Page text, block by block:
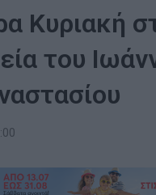
Κυριακή
του